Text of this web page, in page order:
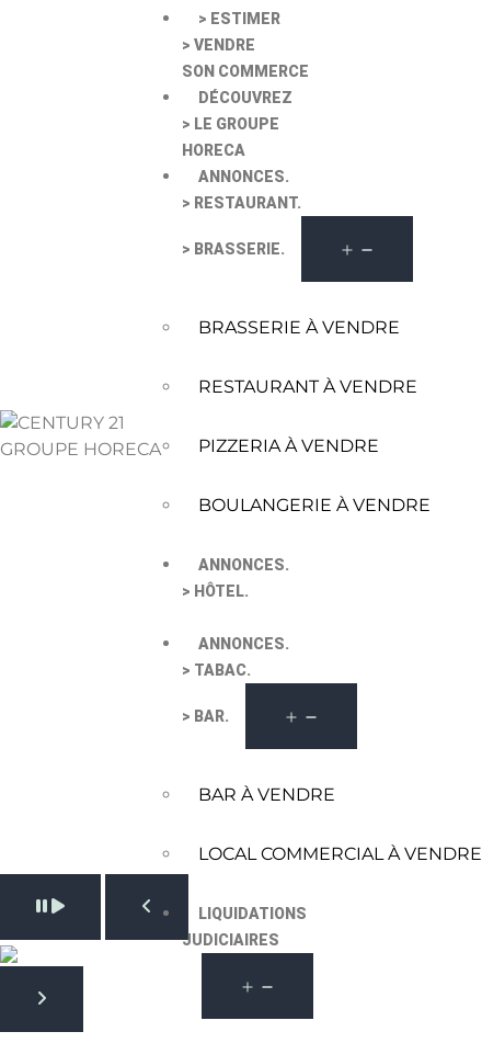
> ESTIMER
> VENDRE
SON COMMERCE
DÉCOUVREZ
> LE GROUPE
HORECA
ANNONCES.
> RESTAURANT.
> BRASSERIE.
BRASSERIE À VENDRE
RESTAURANT À VENDRE
PIZZERIA À VENDRE
BOULANGERIE À VENDRE
ANNONCES.
> HÔTEL.
ANNONCES.
> TABAC.
> BAR.
BAR À VENDRE
LOCAL COMMERCIAL À VENDRE
LIQUIDATIONS
JUDICIAIRES
Pause slide rotation
Resume slide rotation
Previous slide